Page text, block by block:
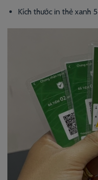
Kích thước in thẻ xanh